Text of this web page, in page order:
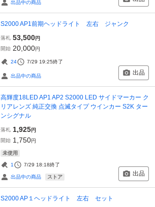
出品中の商品
S2000 AP1前期ヘッドライト 左右 ジャンク
落札 53,500円
開始 20,000円
24 7/29 19:25終了
出品中の商品 出品
高輝度18LED AP1 AP2 S2000 LED サイドマーカー ク
リアレンズ 純正交換 点滅タイプ ウインカー S2K ター
ンシグナル
落札 1,925円
開始 1,750円
未使用
1 7/29 18:18終了
出品中の商品 ストア 出品
S2000 AP１ヘッドライト 左右 セット